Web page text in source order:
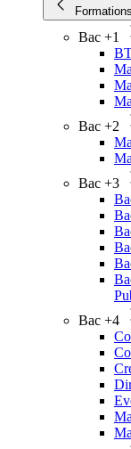
Formations
Bac +1
Bac +2
Bac +3
Bac +4